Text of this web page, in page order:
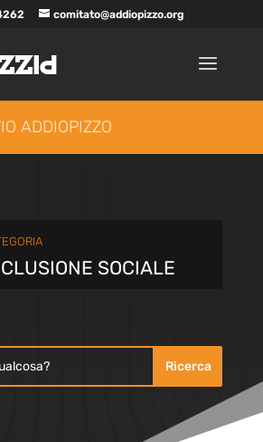
comitato@addiopizzo.org
ADDIOPIZZO
SOCIALE